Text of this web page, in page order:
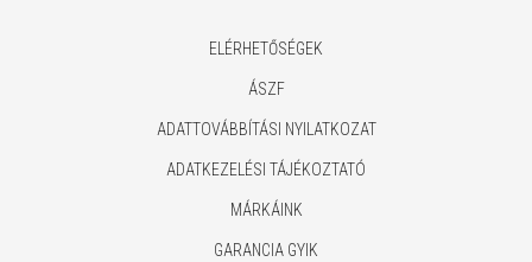
ELÉRHETŐSÉGEK
ÁSZF
ADATTOVÁBBÍTÁSI NYILATKOZAT
ADATKEZELÉSI TÁJÉKOZTATÓ
MÁRKÁINK
GARANCIA GYIK